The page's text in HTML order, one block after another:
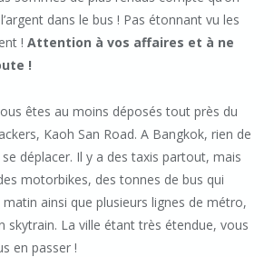
dans le bus ! Pas étonnant vu les
! Attention à vos affaires et à ne
!
êtes au moins déposés tout près du
Kaoh San Road. A Bangkok, rien de
déplacer. Il y a des taxis partout, mais
motorbikes, des tonnes de bus qui
ainsi que plusieurs lignes de métro,
skytrain. La ville étant très étendue, vous
en passer !